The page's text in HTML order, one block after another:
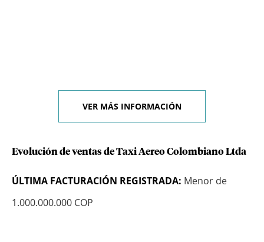
VER MÁS INFORMACIÓN
Evolución de ventas de Taxi Aereo Colombiano Ltda
ÚLTIMA FACTURACIÓN REGISTRADA: Menor de
1.000.000.000 COP